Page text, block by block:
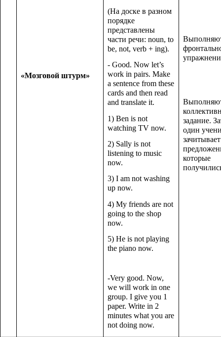
«Мозговой штурм»
(На доске в разном
порядке
представлены
части речи: noun, to
be, not, verb + ing).
- Good. Now let’s
work in pairs. Make
a sentence from these
cards and then read
and translate it.
1) Ben is not
watching TV now.
2) Sally is not
listening to music
now.
3) I am not washing
up now.
4) My friends are not
going to the shop
now.
5) He is not playing
the piano now.
-Very good. Now,
we will work in one
group. I give you 1
paper. Write in 2
minutes what you are
not doing now.
задание.
один
зачитывает
которые